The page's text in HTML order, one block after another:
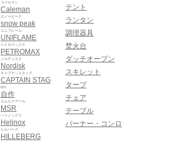
Caleman
コールマン
snow peak
スノーピーク
UNIFLAME
ユニフレーム
PETROMAX
ペトロマックス
Nordisk
ノルディスク
CAPTAIN STAG
キャプテンスタッグ
自作
DIY
MSR
エムエスアール
Helinox
ヘリノックス
HILLEBERG
ヒルバーグ
テント
ランタン
調理器具
焚火台
ダッチオーブン
スキレット
タープ
チェア
テーブル
バーナー・コンロ